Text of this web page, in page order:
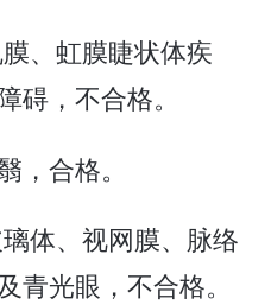
、虹膜睫状体疾
碍，不合格。
，合格。
体、视网膜、脉络
青光眼，不合格。